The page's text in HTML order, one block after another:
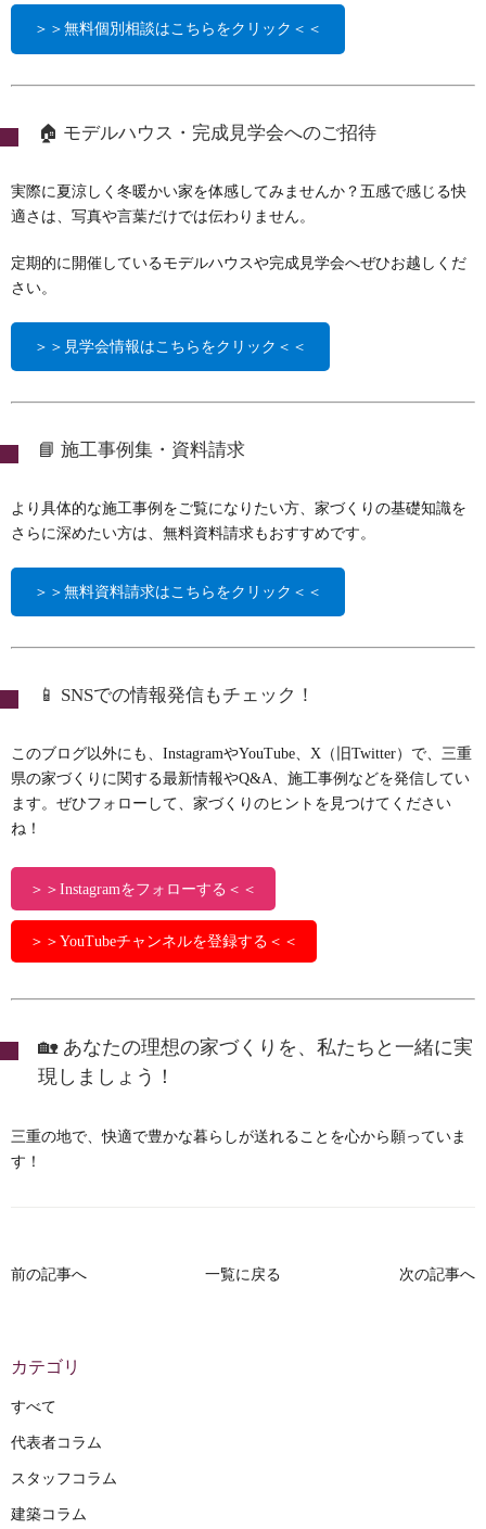
＞＞無料個別相談はこちらをクリック＜＜
🏠 モデルハウス・完成見学会へのご招待
実際に夏涼しく冬暖かい家を体感してみませんか？五感で感じる快
適さは、写真や言葉だけでは伝わりません。
定期的に開催しているモデルハウスや完成見学会へぜひお越しくだ
さい。
＞＞見学会情報はこちらをクリック＜＜
📘 施工事例集・資料請求
より具体的な施工事例をご覧になりたい方、家づくりの基礎知識を
さらに深めたい方は、無料資料請求もおすすめです。
＞＞無料資料請求はこちらをクリック＜＜
📱 SNSでの情報発信もチェック！
このブログ以外にも、InstagramやYouTube、X（旧Twitter）で、三重
県の家づくりに関する最新情報やQ&A、施工事例などを発信してい
ます。ぜひフォローして、家づくりのヒントを見つけてください
ね！
＞＞Instagramをフォローする＜＜
＞＞YouTubeチャンネルを登録する＜＜
🏡 あなたの理想の家づくりを、私たちと一緒に実
現しましょう！
三重の地で、快適で豊かな暮らしが送れることを心から願っていま
す！
前の記事へ 一覧に戻る 次の記事へ
カテゴリ
すべて
代表者コラム
スタッフコラム
建築コラム